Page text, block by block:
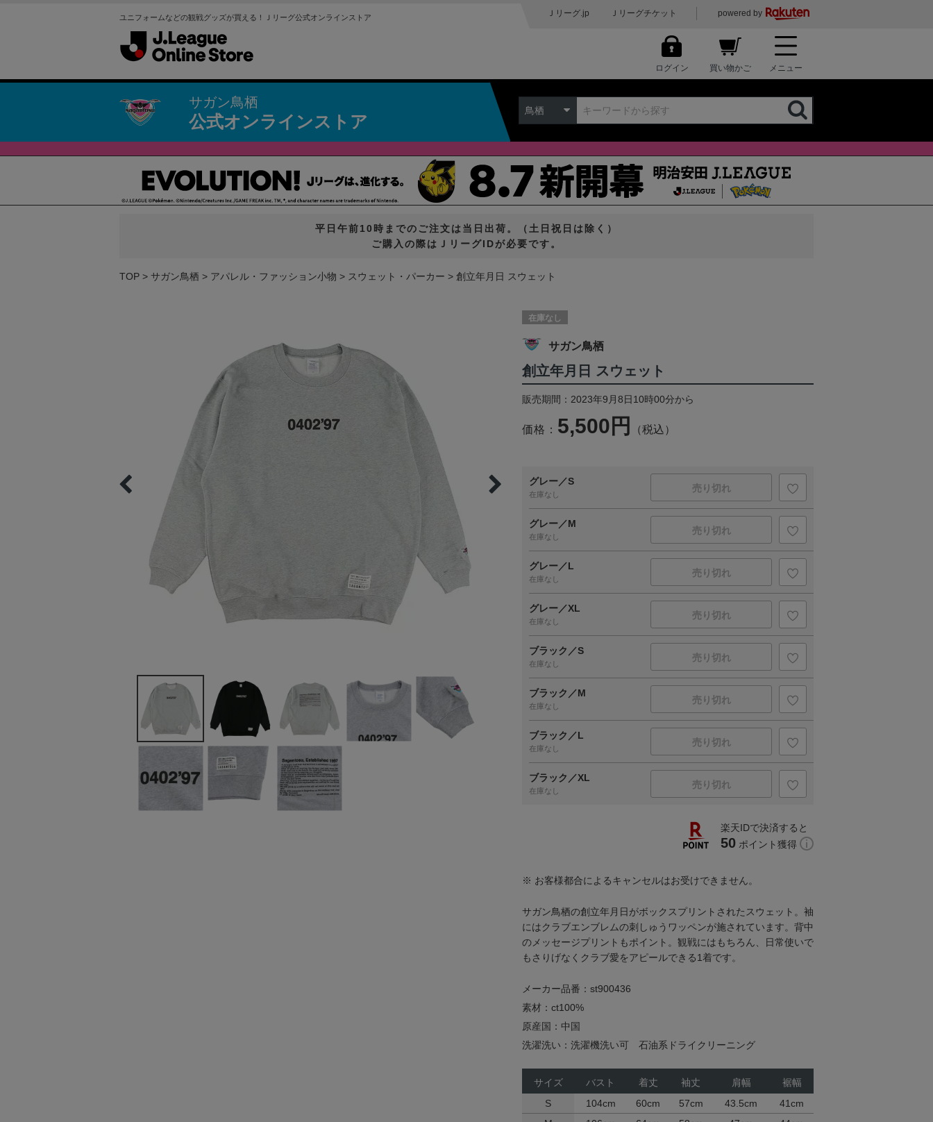
ユニフォームなどの観戦グッズが買える！Ｊリーグ公式オンラインストア Ｊリーグ.jp Ｊリーグチケット powered by
ログイン 買い物かご メニュー
サガン鳥栖
公式オンラインストア
鳥栖
平日午前10時までのご注文は当日出荷。（土日祝日は除く）
ご購入の際はＪリーグIDが必要です。
TOP サガン鳥栖 アパレル・ファッション小物 スウェット・パーカー 創立年月日 スウェット
在庫なし
サガン鳥栖
創立年月日 スウェット
販売期間：2023年9月8日10時00分から
価格： 5,500円 （税込）
グレー／S
在庫なし
売り切れ
グレー／M
在庫なし
売り切れ
グレー／L
在庫なし
売り切れ
グレー／XL
在庫なし
売り切れ
ブラック／S
在庫なし
売り切れ
ブラック／M
在庫なし
売り切れ
ブラック／L
在庫なし
売り切れ
ブラック／XL
在庫なし
売り切れ
楽天IDで決済すると
50 ポイント獲得
※ お客様都合によるキャンセルはお受けできません。
サガン鳥栖の創立年月日がボックスプリントされたスウェット。袖
にはクラブエンブレムの刺しゅうワッペンが施されています。背中
のメッセージプリントもポイント。観戦にはもちろん、日常使いで
もさりげなくクラブ愛をアピールできる1着です。
メーカー品番：st900436
素材：ct100%
原産国：中国
洗濯洗い：洗濯機洗い可 石油系ドライクリーニング
サイズ バスト 着丈 袖丈 肩幅
裾幅
S
104cm 60cm 57cm 43.5cm
41cm